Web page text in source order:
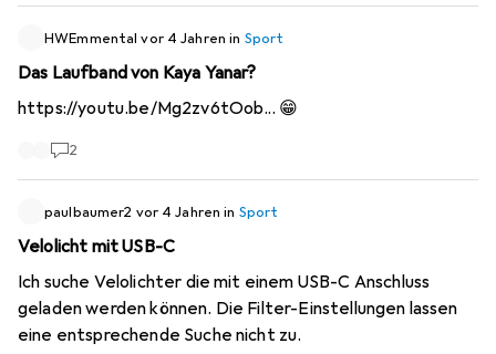
HWEmmental vor 4 Jahren in Sport
Das Laufband von Kaya Yanar?
https://youtu.be/Mg2zv6tOob... 😁
2
paulbaumer2 vor 4 Jahren in Sport
Velolicht mit USB-C
Ich suche Velolichter die mit einem USB-C Anschluss
geladen werden können. Die Filter-Einstellungen lassen
eine entsprechende Suche nicht zu.